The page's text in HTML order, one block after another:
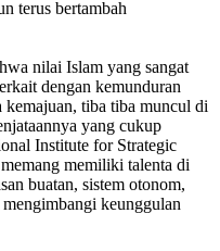
terus bertambah
nilai Islam yang sangat
dengan kemunduran
kemajuan, tiba tiba muncul di
yang cukup
Institute for Strategic
memiliki talenta di
buatan, sistem otonom,
keunggulan